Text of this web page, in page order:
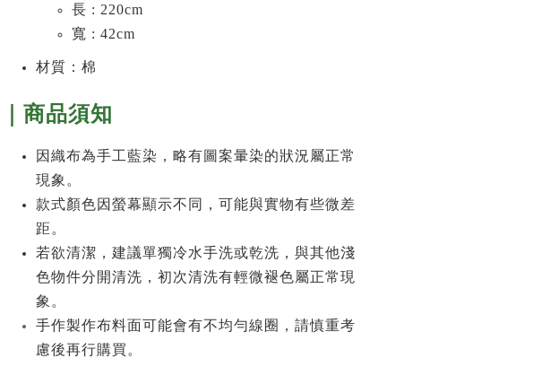
長 : 220cm
寬 : 42cm
材質：棉
｜商品須知
因織布為手工藍染，略有圖案暈染的狀況屬正常
現象。
款式顏色因螢幕顯示不同，可能與實物有些微差
距。
若欲清潔，建議單獨冷水手洗或乾洗，與其他淺
色物件分開清洗，初次清洗有輕微褪色屬正常現
象。
手作製作布料面可能會有不均勻線圈，請慎重考
慮後再行購買。